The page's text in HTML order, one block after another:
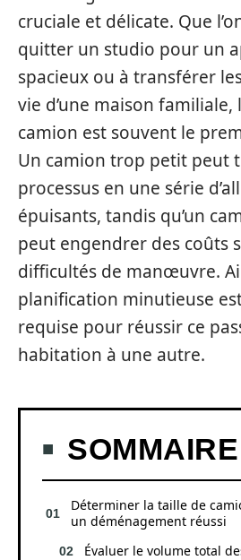
cruciale et délicate. Que
quitter un studio pour un
spacieux ou à transférer
vie d’une maison familiale,
camion est souvent le
Un camion trop petit peut
processus en une série
épuisants, tandis qu’un
peut engendrer des coûts
difficultés de manœuvre.
planification minutieuse
requise pour réussir ce
habitation à une autre.
SOMMAIRE
Déterminer la taille de
un déménagement réussi
Évaluer le volume total